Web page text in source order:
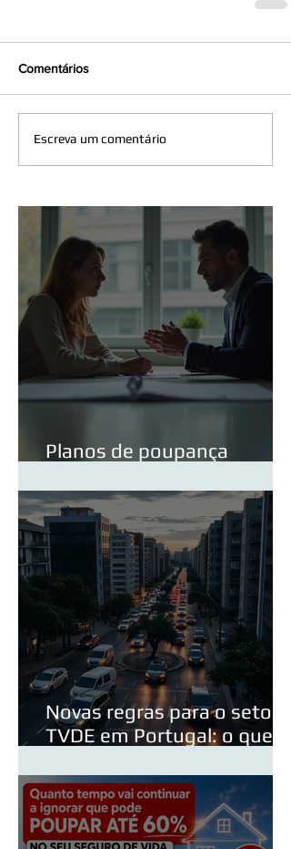
Comentários
Escreva um comentário
Planos de poupança
Novas regras para o setor
TVDE em Portugal: o que